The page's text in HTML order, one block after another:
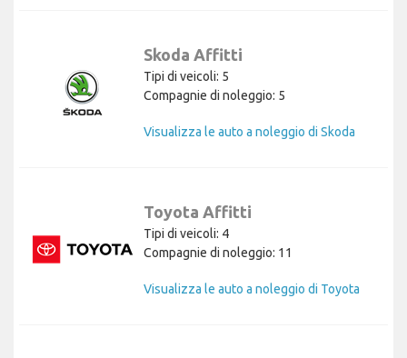
Skoda Affitti
Tipi di veicoli: 5
Compagnie di noleggio: 5
Visualizza le auto a noleggio di Skoda
Toyota Affitti
Tipi di veicoli: 4
Compagnie di noleggio: 11
Visualizza le auto a noleggio di Toyota